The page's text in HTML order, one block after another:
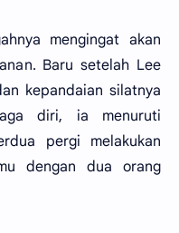
mengingat akan
Baru setelah Lee
kepandaian silatnya
diri, ia menuruti
pergi melakukan
dengan dua orang